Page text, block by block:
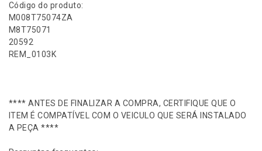
Código do produto:
M008T75074ZA
M8T75071
20592
REM_0103K
**** ANTES DE FINALIZAR A COMPRA, CERTIFIQUE QUE O
ITEM É COMPATÍVEL COM O VEICULO QUE SERÁ INSTALADO
A PEÇA ****